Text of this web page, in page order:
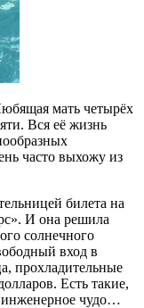
мать четырёх
Вся её жизнь
часто выхожу из
билета на
И она решила
солнечного
вход в
прохладительные
Есть такие,
инженерное чудо…